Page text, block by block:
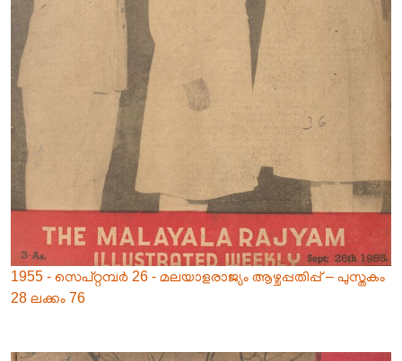
1955 - സെപ്റ്റമ്പർ 26 - മലയാളരാജ്യം ആഴ്ചപ്പതിപ്പ് – പുസ്തകം
28 ലക്കം 76